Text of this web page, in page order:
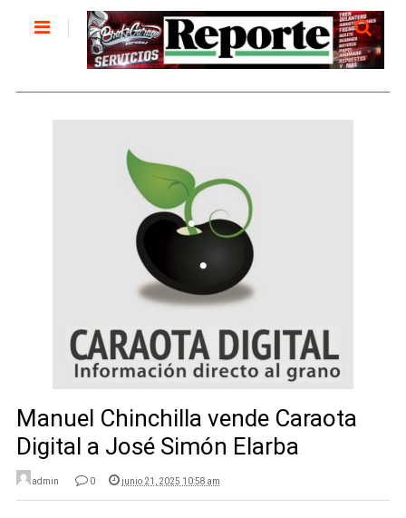
Manuel Chinchilla vende Caraota
Digital a José Simón Elarba
admin 0 junio 21, 2025 10:58 am